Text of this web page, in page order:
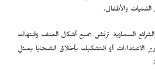
والأطفال.
السماوية ترفض جميع أشكال العنف وانتهاك
الاعتداءات أو التشكيك بأخلاق الضحايا يمثل